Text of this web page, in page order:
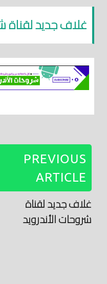
غلاف جديد لقناة
PREVIOUS
ARTICLE
غلاف جديد لقناة
شروحات الأندرويد